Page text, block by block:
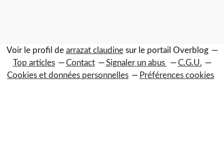
Voir le profil de arrazat claudinesur le portail Overblog
Top articles
Contact Signaler un abus
C.G.U.
Cookies et données personnelles
Préférences cookies